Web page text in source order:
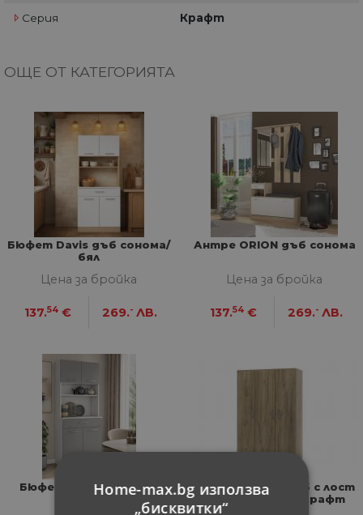
Серия Крафт
ОЩЕ ОТ КАТЕГОРИЯТА
Бюфет Davis дъб сонома/
бял
Цена за бройка
137.54 € 269.- ЛВ.
Антре ORION дъб сонома
Цена за бройка
137.54 € 269.- ЛВ.
Бюфет Davis сиво/бял
Трикрил гардероб с лост
и 3 рафта, дъб крафт
Home-max.bg използва
„бисквитки“